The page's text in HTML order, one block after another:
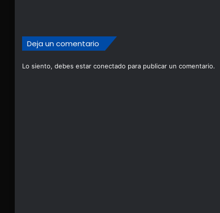
Deja un comentario
Lo siento, debes estar conectado para publicar un comentario.